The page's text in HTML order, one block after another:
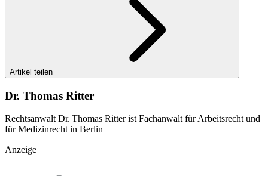
Artikel teilen
Dr. Thomas Ritter
Rechtsanwalt Dr. Thomas Ritter ist Fachanwalt für Arbeitsrecht und
für Medizinrecht in Berlin
Anzeige